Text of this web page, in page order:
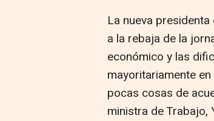
La nueva
a la rebaja de la
económico y las
mayoritariamente
pocas cosas de
ministra de Trabajo,